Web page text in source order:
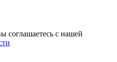
соглашаетесь с нашей